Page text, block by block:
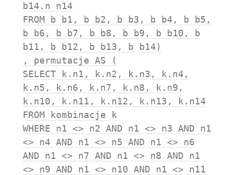
b14.n n14
FROM b b1, b b2, b b3, b b4, b b5,
b b6, b b7, b b8, b b9, b b10, b
b11, b b12, b b13, b b14)
, permutacje AS (
SELECT k.n1, k.n2, k.n3, k.n4,
k.n5, k.n6, k.n7, k.n8, k.n9,
k.n10, k.n11, k.n12, k.n13, k.n14
FROM kombinacje k
WHERE n1 <> n2 AND n1 <> n3 AND n1
<> n4 AND n1 <> n5 AND n1 <> n6
AND n1 <> n7 AND n1 <> n8 AND n1
<> n9 AND n1 <> n10 AND n1 <> n11